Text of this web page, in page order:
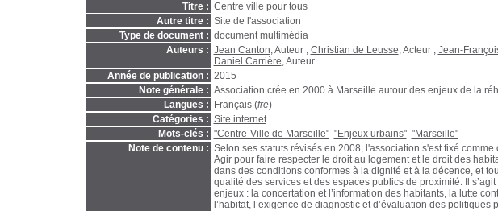
Titre : Centre ville pour tous
Autre titre : Site de l'association
Type de document : document multimédia
Auteurs : Jean Canton, Auteur ; Christian de Leusse, Acteur ; Jean-
Daniel Carrière, Auteur
Année de publication : 2015
Note générale : Association crée en 2000 à Marseille autour des enjeux de la
Langues :
Français (fre)
Catégories : Site internet
Mots-clés : "Centre-Ville de Marseille" "Enjeux urbains" "Marseille"
Note de contenu : Selon ses statuts révisés en 2008, l'association s'est fixé comme
Agir pour faire respecter le droit au logement et le droit des
dans des conditions conformes à la dignité et à la décence, et
qualité des services et des espaces publics de proximité. Il
enjeux : la concertation et l’information des habitants, la lutte
l’habitat, l’exigence de diagnostic et d’évaluation des politiques